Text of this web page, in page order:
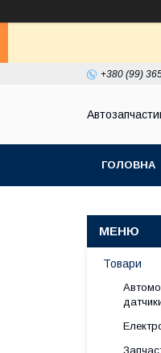
+380 (99)
ГОЛОВНА
Товари